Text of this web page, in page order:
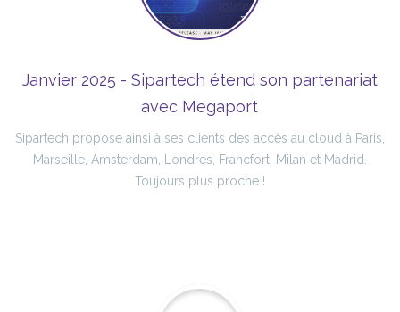
Janvier 2025 - Sipartech étend son partenariat
avec Megaport
Sipartech propose ainsi à ses clients des accès au cloud à Paris,
Marseille, Amsterdam, Londres, Francfort, Milan et Madrid.
Toujours plus proche !